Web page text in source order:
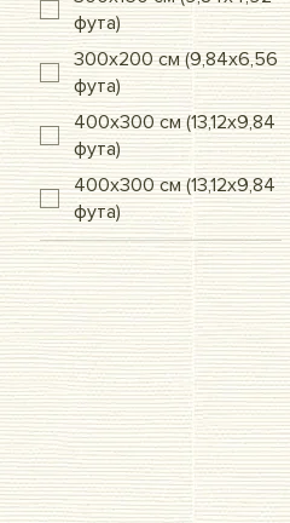
фута)
300x200 см (9,84x6,56
фута)
400x300 см (13,12x9,84
фута)
400x300 см (13,12x9,84
фута)